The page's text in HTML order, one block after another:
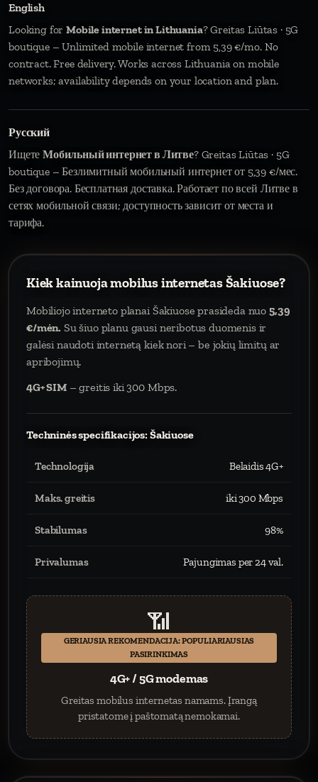
English
Looking forMobile internet in Lithuania? Greitas Liūtas · 5G
boutique – Unlimited mobile internet from 5,39 €/mo. No
contract. Free delivery. Works across Lithuania on mobile
networks; availability depends on your location and plan.
Русский
ИщетеМобильный интернет в Литве? Greitas Liūtas · 5G
boutique – Безлимитный мобильный интернет от 5,39 €/мес.
Без договора. Бесплатная доставка. Работает по всей Литве в
сетях мобильной связи; доступность зависит от места и
тарифа.
Kiek kainuoja mobilus internetas Šakiuose?
Mobiliojo interneto planai Šakiuose prasideda nuo 5,39
€/mėn. Su šiuo planu gausi neribotus duomenis ir
galėsi naudoti internetą kiek nori – be jokių limitų ar
apribojimų.
4G+ SIM– greitis iki 300 Mbps.
Techninės specifikacijos: Šakiuose
Technologija Belaidis 4G+
Maks. greitis iki 300 Mbps
Stabilumas 98%
Privalumas Pajungimas per 24 val.
📶
GERIAUSIA REKOMENDACIJA: POPULIARIAUSIAS
PASIRINKIMAS
4G+ / 5G modemas
Greitas mobilus internetas namams. Įrangą
pristatome į paštomatą nemokamai.